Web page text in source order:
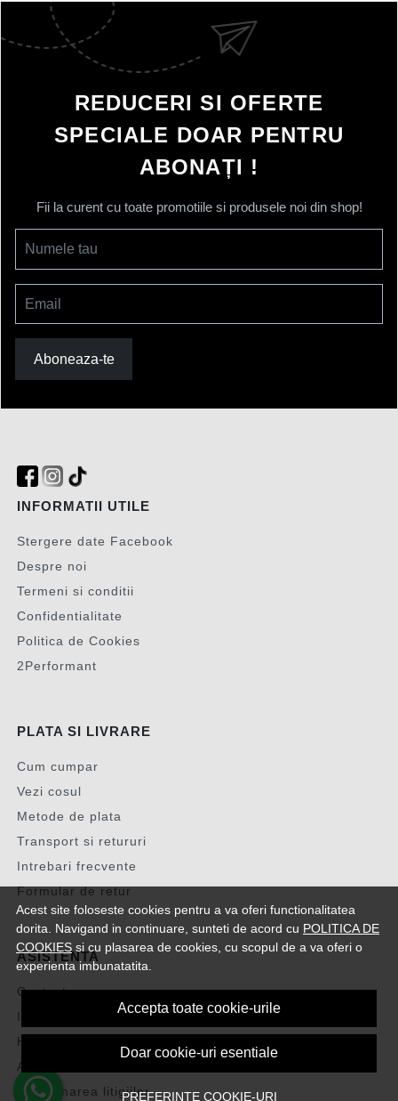
Acest site foloseste cookies pentru a va oferi functionalitatea
dorita. Navigand in continuare, sunteti de acord cu POLITICA DE
COOKIES si cu plasarea de cookies, cu scopul de a va oferi o
experienta imbunatatita.
Accepta toate cookie-urile
Doar cookie-uri esentiale
PREFERINTE COOKIE-URI
REDUCERI SI OFERTE
SPECIALE DOAR PENTRU
ABONAȚI !
Fii la curent cu toate promotiile si produsele noi din shop!
Numele tau
Email
Aboneaza-te
INFORMATII UTILE
Stergere date Facebook
Despre noi
Termeni si conditii
Confidentialitate
Politica de Cookies
2Performant
PLATA SI LIVRARE
Cum cumpar
Vezi cosul
Metode de plata
Transport si retururi
Intrebari frecvente
Formular de retur
ASISTENTA
Contacteaza-ne
Intrebari frecvente
Harta site
ANPC
Solutionarea litigiilor